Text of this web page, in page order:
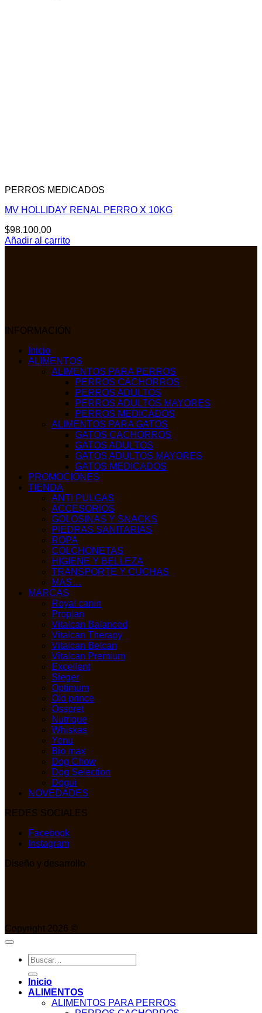
PERROS MEDICADOS
MV HOLLIDAY RENAL PERRO X 10KG
$98.100,00
Añadir al carrito
INFORMACIÓN
Inicio
ALIMENTOS
ALIMENTOS PARA PERROS
PERROS CACHORROS
PERROS ADULTOS
PERROS ADULTOS MAYORES
PERROS MEDICADOS
ALIMENTOS PARA GATOS
GATOS CACHORROS
GATOS ADULTOS
GATOS ADULTOS MAYORES
GATOS MEDICADOS
PROMOCIONES
TIENDA
ANTI PULGAS
ACCESORIOS
GOLOSINAS Y SNACKS
PIEDRAS SANITARIAS
ROPA
COLCHONETAS
HIGIENE Y BELLEZA
TRANSPORTE Y CUCHAS
MAS…
MARCAS
Royal canin
Proplan
Vitalcan Balanced
Vitalcan Therapy
Vitalcan Belcan
Vitalcan Premium
Excellent
Sieger
Optimum
Old prince
Osspret
Nutrique
Whiskas
Yenu
Bio max
Dog Chow
Dog Selection
Dogui
NOVEDADES
REDES SOCIALES
Facebook
Instagram
Diseño y desarrollo
Copyright 2026 ©
Buscar
por:
Inicio
ALIMENTOS
ALIMENTOS PARA PERROS